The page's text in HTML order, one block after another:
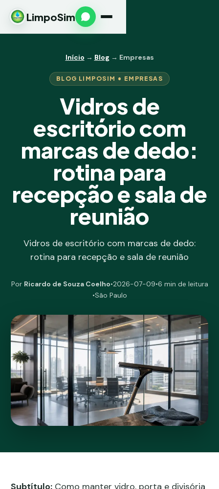
LimpoSim
Início → Blog → Empresas
BLOG LIMPOSIM • EMPRESAS
Vidros de
escritório com
marcas de dedo:
rotina para
recepção e sala de
reunião
Vidros de escritório com marcas de dedo:
rotina para recepção e sala de reunião
Por Ricardo de Souza Coelho•2026-07-09•6 min de leitura
•São Paulo